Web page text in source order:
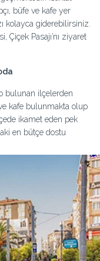
büfe ve kafe yer
kolayca giderebilirsiniz.
Çiçek Pasajı’nı ziyaret
bulunan ilçelerden
ve kafe bulunmakta olup
ikamet eden pek
en bütçe dostu